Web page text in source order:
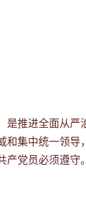
推进全面从严
和集中统一领导
党员必须遵守。